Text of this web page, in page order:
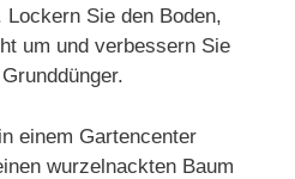
Sie den Boden,
um und verbessern Sie
einem Gartencenter
wurzelnackten Baum